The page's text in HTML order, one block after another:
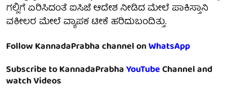
ಗಲ್ಲಿಗೆ ಏರಿಸಿದಂತೆ ಐಸಿಜೆ ಆದೇಶ ನೀಡಿದ ಮೇಲೆ ಪಾಕಿಸ್ತಾನಿ
ವಕೀಲರ ಮೇಲೆ ವ್ಯಾಪಕ ಟೀಕೆ ಹರಿದುಬಂದಿತ್ತು.
Follow KannadaPrabha channel onWhatsApp
Subscribe to KannadaPrabhaYouTubeChannel and
watch Videos